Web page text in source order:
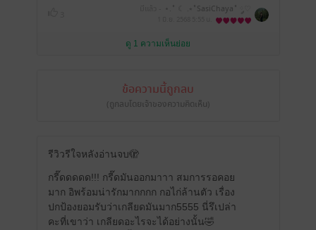
⋆.˚ ☾ .⭒˚SasiChaya˚ ༘♡
⋆｡˚❀
ดู 1 ความเห็นย่อย
ข้อความนี้ถูกลบ
(ถูกลบโดยเจ้าของความคิดเห็น)
รีวิวรีใจหลังอ่านจบ🫣
กรี๊ดดดดด!!! กรี๊ดมันออกมาาา สมการรอคอย
มาก อิพร้อมน่ารักมากกกก กอไก่ล้านตัว เรื่อง
ปกป้องยอมรับว่าเกลียดมันมาก5555 นี่รึเปล่า
คะที่เขาว่า เกลียดอะไรจะได้อย่างนั้น🤣